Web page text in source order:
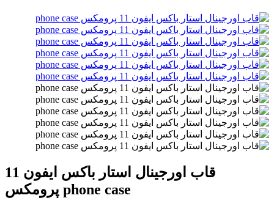
قاب اورجینال استار باکس ایفون 11
پرومکس phone case